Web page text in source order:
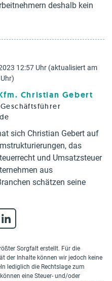
deshalb kein
12:57 Uhr (aktualisiert am
Christian Gebert
sich Christian Gebert auf
das
und Umsatzsteuer
aus
schätzen seine
Sorgfalt erstellt. Für die
der Inhalte können wir jedoch keine
lediglich die Rechtslage zum
eine Steuer- und/oder